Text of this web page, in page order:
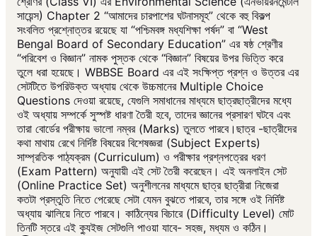
সায়েন্স) Chapter 2 “আমাদের চারপাশের ঘটনাসমূহ” থেকে বহু বিকল্প
সংবলিত প্রশ্নোত্তর রয়েছে যা “পশ্চিমবঙ্গ মধ্যশিক্ষা পর্ষদ” বা “West
Bengal Board of Secondary Education” এর ষষ্ঠ শ্রেণীর
“পরিবেশ ও বিজ্ঞান” নামক পুস্তক থেকে “বিজ্ঞান” বিষয়ের উপর ভিত্তি করে
তুলে ধরা হয়েছে। WBBSE Board এর এই সংক্ষিপ্ত প্রশ্ন ও উত্তর এর
সেটটিতে উপরিউক্ত অধ্যায় থেকে উচ্চমানের Multiple Choice
Questions দেওয়া রয়েছে, যেগুলি সমাধানের মাধ্যমে ছাত্রছাত্রীদের মধ্যে
ওই অধ্যায় সম্পর্কে সুস্পষ্ট ধারণা তৈরী হবে, তাদের জ্ঞানের প্রসারণ ঘটবে এবং
তারা বোর্ডের পরীক্ষায় ভালো নম্বর (Marks) তুলতে পারবে।ছাত্র -ছাত্রীদের
কথা মাথায় রেখে নির্দিষ্ট বিষয়ের বিশেষজ্ঞরা (Subject Experts)
সাম্প্রতিক পাঠ্যক্রম (Curriculum) ও পরীক্ষার প্রশ্নপত্রের ধরণ
(Exam Pattern) অনুযায়ী এই সেট তৈরী করেছেন। এই অনলাইন সেট
(Online Practice Set) অনুশীলনের মাধ্যমে ছাত্র ছাত্রীরা নিজেরা
কতটা প্রস্তুতি নিতে পেরেছে সেটা যেমন বুঝতে পারবে, তার সঙ্গে ওই নির্দিষ্ট
অধ্যায় ঝালিয়ে নিতে পারবে। কাঠিন্যের বিচারে (Difficulty Level) মোট
তিনটি স্তরে এই ক্যুইজ সেটগুলি পাওয়া যাবে- সহজ, মধ্যম ও কঠিন।